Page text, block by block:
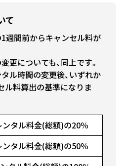
て
週間前からキャンセル料が
更についても、同上です。
ル時間の変更後、いずれか
ル料算出の基準になりま
ンタル料金(総額)の20％
ンタル料金(総額)の50％